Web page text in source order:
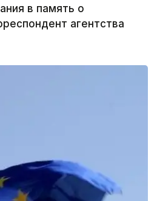
в память о
агентства